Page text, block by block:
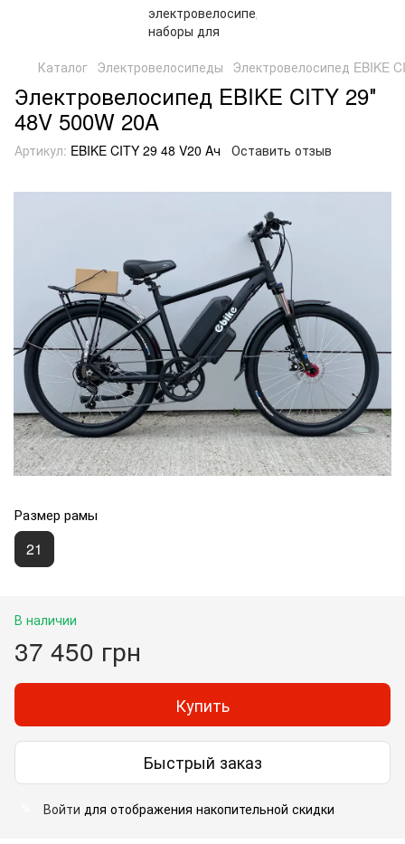
Каталог Электровелосипеды Электровелосипед EBIKE
Электровелосипед EBIKE CITY 29″
48V 500W 20A
Артикул: EBIKE CITY 29 48 V20 Aч Оставить отзыв
Размер рамы
21
В наличии
37 450 грн
Купить
Быстрый заказ
Войти для отображения накопительной скидки